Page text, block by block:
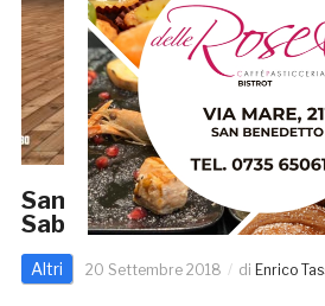
Samb Basket: prima
Sabato presentazione
Altri 20 Settembre 2018 di Enrico